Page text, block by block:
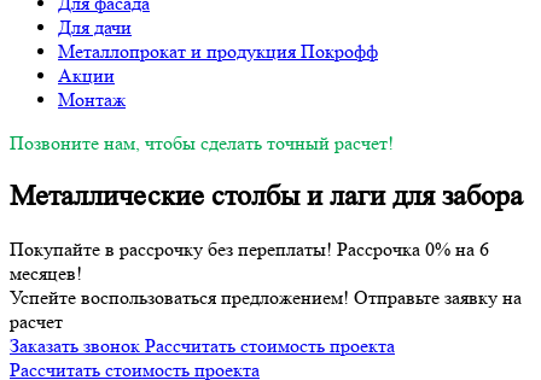
Для дачи
Металлопрокат и продукция Покрофф
Акции
Монтаж
Позвоните нам, чтобы сделать точный расчет!
Металлические столбы и лаги для забора
Покупайте в рассрочку без переплаты! Рассрочка 0% на 6
месяцев!
Успейте воспользоваться предложением! Отправьте заявку на
расчет
Заказать звонок Рассчитать стоимость проекта
Рассчитать стоимость проекта